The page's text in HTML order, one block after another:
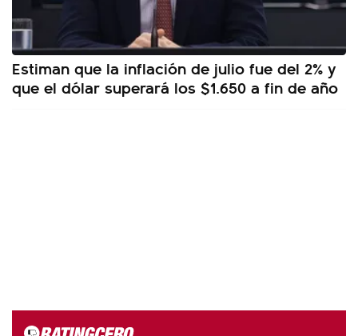
Estiman que la inflación de julio fue del 2% y
que el dólar superará los $1.650 a fin de año